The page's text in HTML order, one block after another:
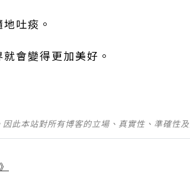
吐痰。
會變得更加美好。
此本站對所有博客的立場、真實性、準確性